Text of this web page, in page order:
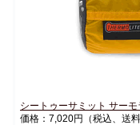
シートゥーサミット サーモ
価格：7,020円（税込、送料